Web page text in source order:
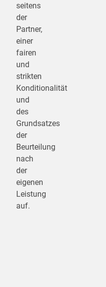
seitens
der
Partner,
einer
fairen
und
strikten
Konditionalität
und
des
Grundsatzes
der
Beurteilung
nach
der
eigenen
Leistung
auf.